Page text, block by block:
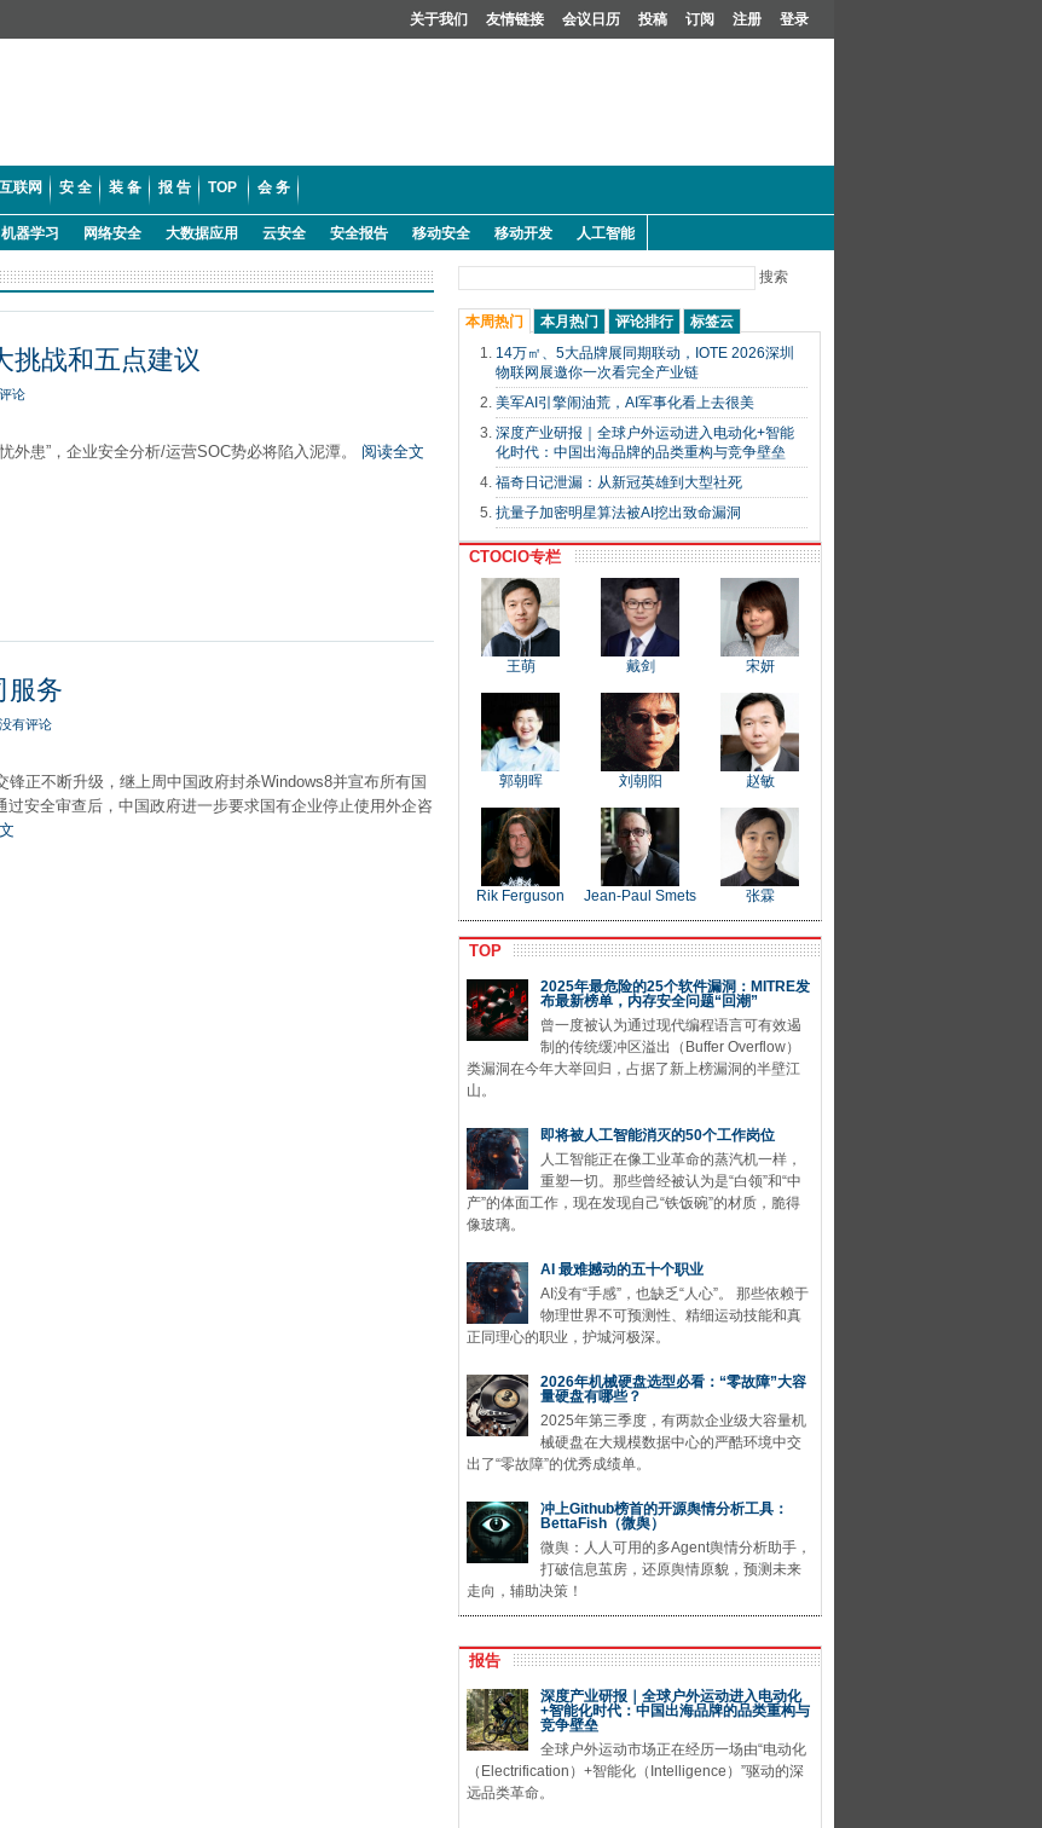
关于我们 友情链接 会议日历 投稿 订阅 注册 登录
互联网 安 全 装 备 报 告 TOP 会 务
机器学习 网络安全 大数据应用 云安全 安全报告 移动安全 移动开发 人工智能
挑战和五点建议
论
外患”，企业安全分析/运营SOC势必将陷入泥潭。 阅读全文
服务
没有评论
锋正不断升级，继上周中国政府封杀Windows8并宣布所有国
过安全审查后，中国政府进一步要求国有企业停止使用外企咨
搜索
本周热门 本月热门 评论排行
标签云
14万㎡、5大品牌展同期联动，IOTE 2026深圳
物联网展邀你一次看完全产业链
美军AI引擎闹油荒，AI军事化看上去很美
深度产业研报｜全球户外运动进入电动化+智能
化时代：中国出海品牌的品类重构与竞争壁垒
福奇日记泄漏：从新冠英雄到大型社死
抗量子加密明星算法被AI挖出致命漏洞
CTOCIO专栏
王萌 戴剑 宋妍
郭朝晖 刘朝阳 赵敏
Rik Ferguson Jean-Paul Smets 张霖
TOP
2025年最危险的25个软件漏洞：MITRE发
布最新榜单，内存安全问题“回潮”
曾一度被认为通过现代编程语言可有效遏
制的传统缓冲区溢出（Buffer Overflow）
类漏洞在今年大举回归，占据了新上榜漏洞的半壁江
山。
即将被人工智能消灭的50个工作岗位
人工智能正在像工业革命的蒸汽机一样，
重塑一切。那些曾经被认为是“白领”和“中
产”的体面工作，现在发现自己“铁饭碗”的材质，脆得
像玻璃。
AI 最难撼动的五十个职业
AI没有“手感”，也缺乏“人心”。 那些依赖于
物理世界不可预测性、精细运动技能和真
正同理心的职业，护城河极深。
2026年机械硬盘选型必看：“零故障”大容
量硬盘有哪些？
2025年第三季度，有两款企业级大容量机
械硬盘在大规模数据中心的严酷环境中交
出了“零故障”的优秀成绩单。
冲上Github榜首的开源舆情分析工具：
BettaFish（微舆）
微舆：人人可用的多Agent舆情分析助手，
打破信息茧房，还原舆情原貌，预测未来
走向，辅助决策！
报告
深度产业研报｜全球户外运动进入电动化
+智能化时代：中国出海品牌的品类重构与
竞争壁垒
全球户外运动市场正在经历一场由“电动化
（Electrification）+智能化（Intelligence）”驱动的深
远品类革命。